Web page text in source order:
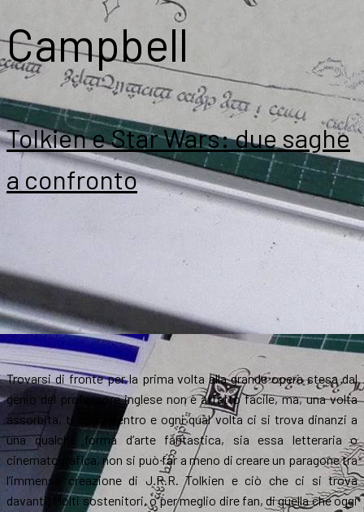
Campbell
Tolkien e Star Wars: due saghe
a confronto
Trovarsi di fronte per la prima volta alla grande opera stesa dal
genio del professore inglese non è affatto facile, ma, una volta
assorbita, ti entra dentro e ogni qual volta ci si trova dinanzi a
una qualche forma d’arte fantastica, sia essa letteraria o
cinematografica, non si può far a meno di creare un paragone tra
l’immensa creazione di J.R.R. Tolkien e ciò che ci si trova
davanti. Molti sostenitori, o per meglio dire fan, di quella che oggi